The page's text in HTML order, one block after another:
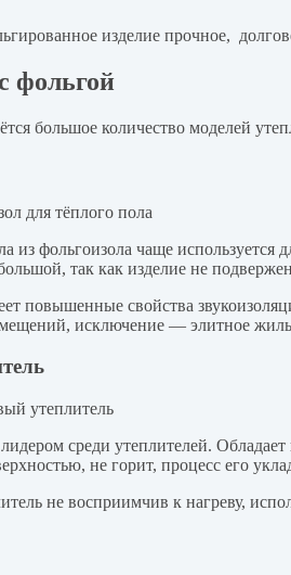
изделие прочное,
фольгой
большое количество моделей
из фольгоизола чаще
так как изделие не
повышенные свойства
исключение — элитное
лидером среди утеплителей.
не горит, процесс его
не восприимчив к нагреву,